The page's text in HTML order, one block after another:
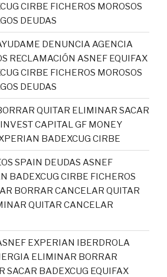
CIRBE FICHEROS MOROSOS
DEUDAS
DENUNCIA AGENCIA
RECLAMACIÓN ASNEF EQUIFAX
CIRBE FICHEROS MOROSOS
DEUDAS
QUITAR ELIMINAR SACAR
CAPITAL GF MONEY
BADEXCUG CIRBE
SPAIN DEUDAS ASNEF
BADEXCUG CIRBE FICHEROS
BORRAR CANCELAR QUITAR
QUITAR CANCELAR
EXPERIAN IBERDROLA
ELIMINAR BORRAR
SACAR BADEXCUG EQUIFAX